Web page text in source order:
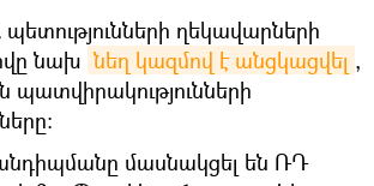
ղեկավարների
նախ նեղ կազմով է անցկացվել ,
պատվիրակությունների
մասնակցել են ՌԴ